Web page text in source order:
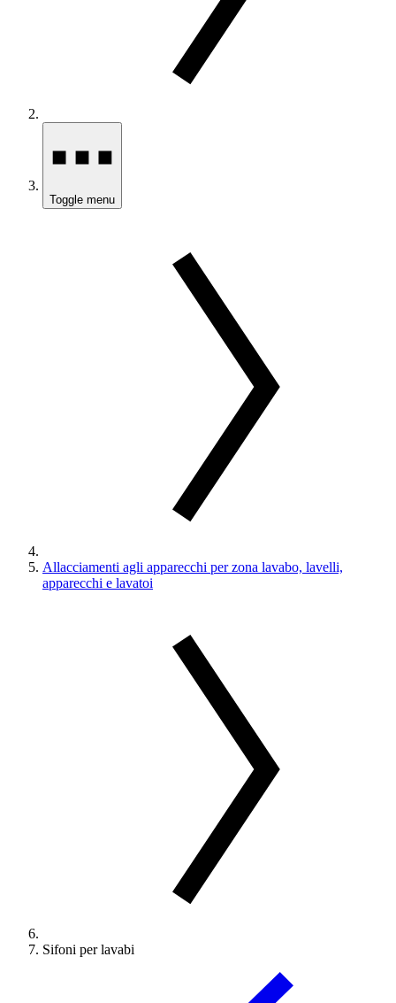
Toggle menu
Allacciamenti agli apparecchi per zona lavabo, lavelli,
apparecchi e lavatoi
Sifoni per lavabi